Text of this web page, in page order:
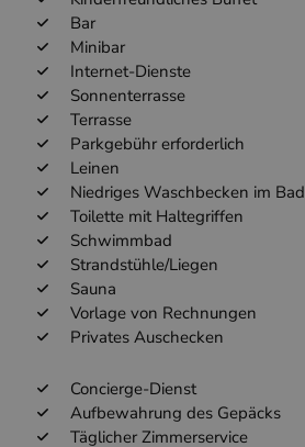
Bar
Minibar
Internet-Dienste
Sonnenterrasse
Terrasse
Parkgebühr erforderlich
Leinen
Niedriges Waschbecken im Bad
Toilette mit Haltegriffen
Schwimmbad
Strandstühle/Liegen
Sauna
Vorlage von Rechnungen
Privates Auschecken
Concierge-Dienst
Aufbewahrung des Gepäcks
Täglicher Zimmerservice